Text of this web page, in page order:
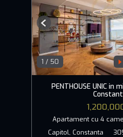
1 / 50
Previous
PENTHOUSE UNIC in
Apartament cu 4
Capitol, Constanta